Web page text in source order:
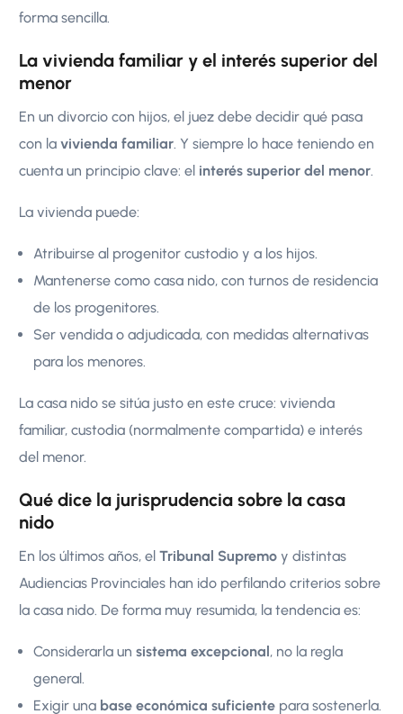
forma sencilla.
La vivienda familiar y el interés superior del
menor
En un divorcio con hijos, el juez debe decidir qué pasa
con lavivienda familiar. Y siempre lo hace teniendo en
cuenta un principio clave: el interés superior del menor.
La vivienda puede:
Atribuirse al progenitor custodio y a los hijos.
Mantenerse como casa nido, con turnos de residencia
de los progenitores.
Ser vendida o adjudicada, con medidas alternativas
para los menores.
La casa nido se sitúa justo en este cruce: vivienda
familiar, custodia (normalmente compartida) e interés
del menor.
Qué dice la jurisprudencia sobre la casa
nido
En los últimos años, elTribunal Supremo y distintas
Audiencias Provinciales han ido perfilando criterios sobre
la casa nido. De forma muy resumida, la tendencia es:
Considerarla unsistema excepcional, no la regla
general.
Exigir una base económica suficiente para sostenerla.